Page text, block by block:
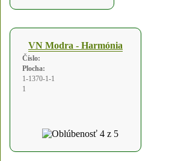
VN Modra - Harmónia
Číslo:
Plocha:
1-1370-1-1
1